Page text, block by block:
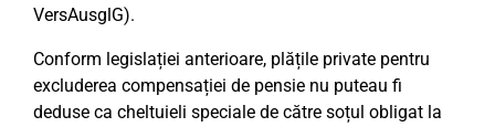
VersAusglG).
Conform legislației anterioare, plățile private pentru
excluderea compensației de pensie nu puteau fi
deduse ca cheltuieli speciale de către soțul obligat la